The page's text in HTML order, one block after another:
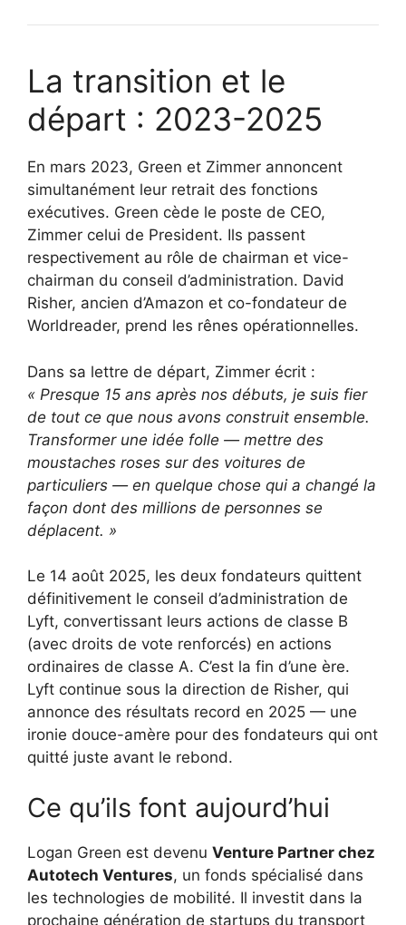
La transition et le
départ : 2023-2025
En mars 2023, Green et Zimmer annoncent
simultanément leur retrait des fonctions
exécutives. Green cède le poste de CEO,
Zimmer celui de President. Ils passent
respectivement au rôle de chairman et vice-
chairman du conseil d’administration. David
Risher, ancien d’Amazon et co-fondateur de
Worldreader, prend les rênes opérationnelles.
Dans sa lettre de départ, Zimmer écrit :
« Presque 15 ans après nos débuts, je suis fier
de tout ce que nous avons construit ensemble.
Transformer une idée folle — mettre des
moustaches roses sur des voitures de
particuliers — en quelque chose qui a changé la
façon dont des millions de personnes se
déplacent. »
Le 14 août 2025, les deux fondateurs quittent
définitivement le conseil d’administration de
Lyft, convertissant leurs actions de classe B
(avec droits de vote renforcés) en actions
ordinaires de classe A. C’est la fin d’une ère.
Lyft continue sous la direction de Risher, qui
annonce des résultats record en 2025 — une
ironie douce-amère pour des fondateurs qui ont
quitté juste avant le rebond.
Ce qu’ils font aujourd’hui
Logan Green est devenu Venture Partner chez
Autotech Ventures, un fonds spécialisé dans
les technologies de mobilité. Il investit dans la
prochaine génération de startups du transport